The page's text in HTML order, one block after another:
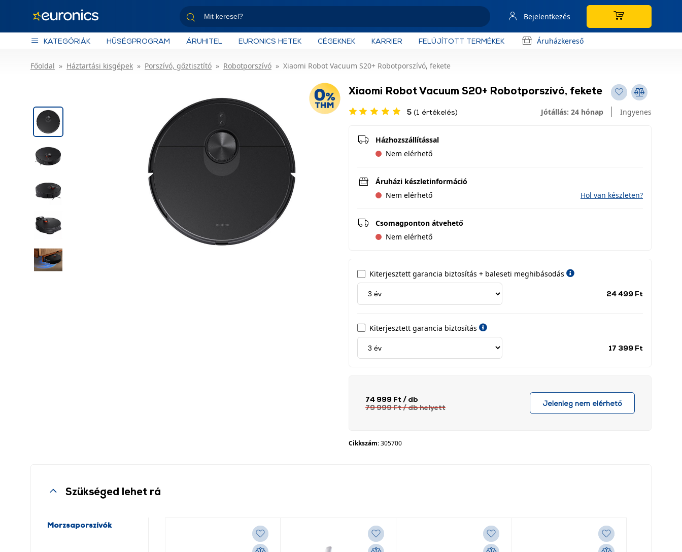
Bejelentkezés
KATEGÓRIÁK HŰSÉGPROGRAM ÁRUHITEL EURONICS HETEK CÉGEKNEK KARRIER FELÚJÍTOTT TERMÉKEK Áruházkereső
Főoldal Háztartási kisgépek Porszívó, gőztisztító Robotporszívó Xiaomi Robot Vacuum S20+ Robotporszívó, fekete
Xiaomi Robot Vacuum S20+ Robotporszívó, fekete
5 (1 értékelés) Jótállás: 24 hónap Ingyenes
Házhozszállítással
Nem elérhető
Áruházi készletinformáció
Nem elérhető
Hol van készleten?
Csomagponton átvehető
Nem elérhető
Kiterjesztett garancia biztosítás + baleseti meghibásodás
időszak
24 499 Ft
Kiterjesztett garancia biztosítás
időszak
17 399 Ft
74 999 Ft / db
79 999 Ft/ dbhelyett Jelenleg nem elérhető
Cikkszám:305700
Szükséged lehet rá
Morzsaporszívók